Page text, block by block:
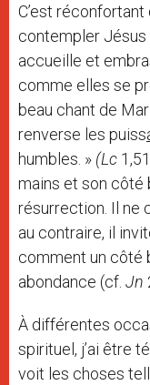
C’est réconfortant
contempler Jésus
accueille et
comme elles se
beau chant de
renverse les puiss
humbles. » (Lc
mains et son
résurrection. Il ne
au contraire, il
comment un côté
abondance (cf. Jn
À différentes
spirituel, j’ai être
voit les choses